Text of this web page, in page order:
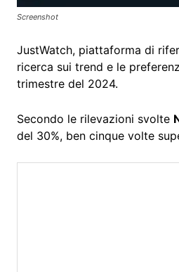
Screenshot
JustWatch, piattaforma di
ricerca sui trend e le
trimestre del 2024.
Secondo le rilevazioni svolte
del 30%, ben cinque volte